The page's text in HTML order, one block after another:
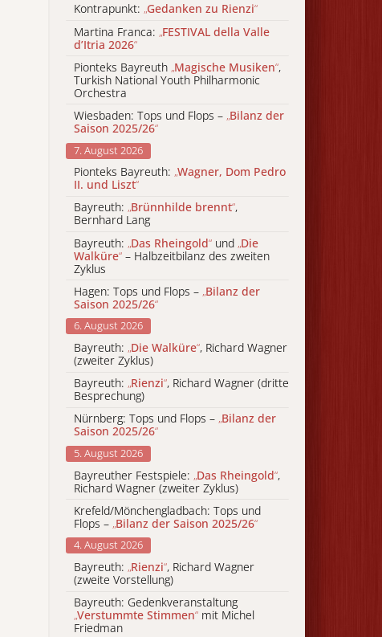
Kontrapunkt: „Gedanken zu Rienzi“
Martina Franca: „FESTIVAL della Valle
d’Itria 2026“
Pionteks Bayreuth „Magische Musiken“,
Turkish National Youth Philharmonic
Orchestra
Wiesbaden: Tops und Flops – „Bilanz der
Saison 2025/26“
7. August 2026
Pionteks Bayreuth: „Wagner, Dom Pedro
II. und Liszt“
Bayreuth: „Brünnhilde brennt“,
Bernhard Lang
Bayreuth: „Das Rheingold“ und „Die
Walküre“ – Halbzeitbilanz des zweiten
Zyklus
Hagen: Tops und Flops – „Bilanz der
Saison 2025/26“
6. August 2026
Bayreuth: „Die Walküre“, Richard Wagner
(zweiter Zyklus)
Bayreuth: „Rienzi“, Richard Wagner (dritte
Besprechung)
Nürnberg: Tops und Flops – „Bilanz der
Saison 2025/26“
5. August 2026
Bayreuther Festspiele: „Das Rheingold“,
Richard Wagner (zweiter Zyklus)
Krefeld/Mönchengladbach: Tops und
Flops – „Bilanz der Saison 2025/26“
4. August 2026
Bayreuth: „Rienzi“, Richard Wagner
(zweite Vorstellung)
Bayreuth: Gedenkveranstaltung
„Verstummte Stimmen“ mit Michel
Friedman